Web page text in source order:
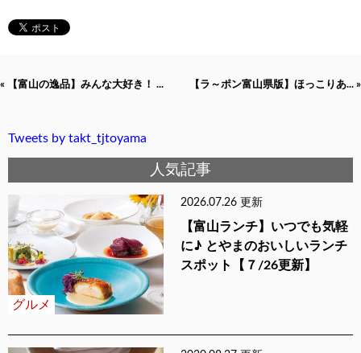
« 【富山の逸品】みんな大好き！ ... 【ラ～ポン富山県版】ほっこりあ... »
Tweets by takt_tjtoyama
人気記事
グルメ
2026.07.26 更新
【富山ランチ】いつでも気軽
に♪ とやまのおいしいランチ
スポット【７/26更新】